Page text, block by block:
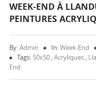
WEEK-END À
PEINTURES
By:Admin In:Week-End
Tags: 50x50 ,Acryliques ,
End